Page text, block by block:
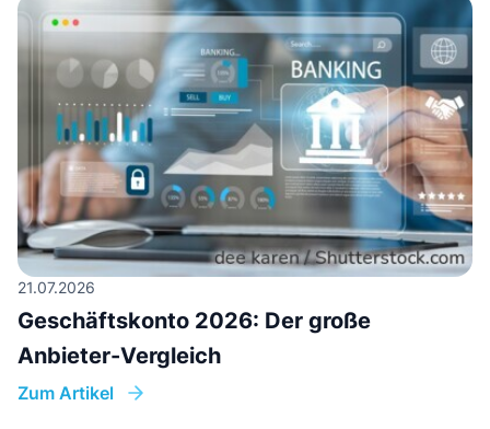
21.07.2026
Geschäftskonto 2026: Der große
Anbieter-Vergleich
Zum Artikel